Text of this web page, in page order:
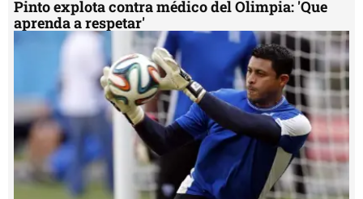
Pinto explota contra médico del Olimpia: 'Que
aprenda a respetar'